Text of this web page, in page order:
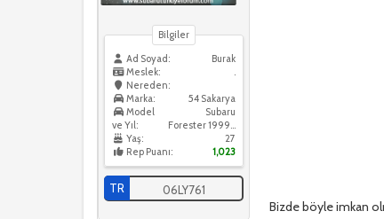
Bilgiler
Ad Soyad:
Burak
Meslek:
.
Nereden:
54 Sakarya
Marka:
Subaru
Model
ve Yıl:
Forester 1999 / Forester 2006
Yaş:
27
Rep Puanı:
1,023
TR 06LY761
Bizde böyle imkan